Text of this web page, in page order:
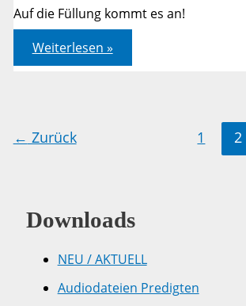
Auf die Füllung kommt es an!
Johannes
04,5-
14
Weiterlesen »
← Zurück 1 2
Downloads
NEU / AKTUELL
Audiodateien Predigten